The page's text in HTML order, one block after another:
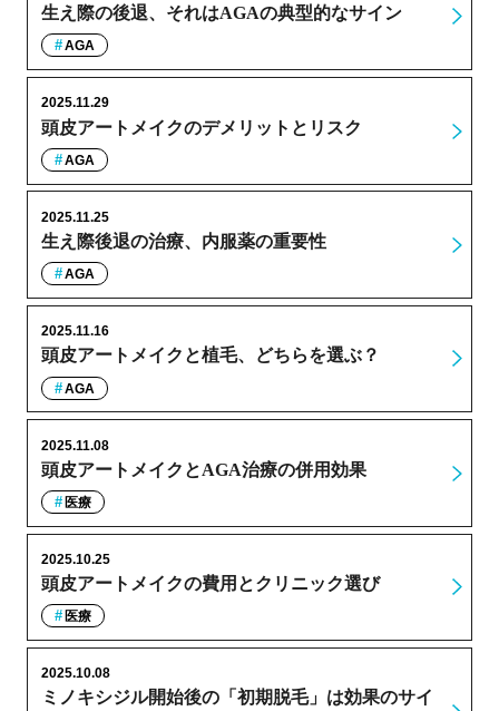
生え際の後退、それはAGAの典型的なサイン
AGA
頭皮アートメイクのデメリットとリスク
2025.11.29
AGA
生え際後退の治療、内服薬の重要性
2025.11.25
AGA
頭皮アートメイクと植毛、どちらを選ぶ？
2025.11.16
AGA
頭皮アートメイクとAGA治療の併用効果
2025.11.08
医療
頭皮アートメイクの費用とクリニック選び
2025.10.25
医療
ミノキシジル開始後の「初期脱毛」は効果のサイ
2025.10.08